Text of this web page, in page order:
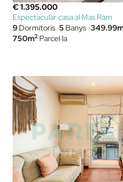
€ 1.395.000
Espectacular casa al Mas Ram
9Dormitoris 5 Banys
750m2 Parcel·la